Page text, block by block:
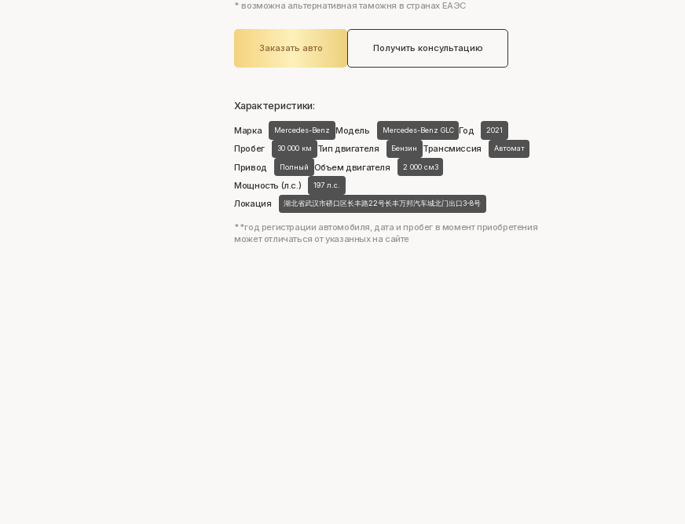
* возможна альтернативная таможня в странах ЕАЭС
Заказать авто Получить консультацию
Характеристики:
Марка Mercedes-Benz Модель Mercedes-Benz GLC Год 2021
Пробег 30 000 км Тип двигателя Бензин Трансмиссия Автомат
Привод Полный Объем двигателя 2 000 см3
Мощность (л.с.) 197 л.с.
Локация 湖北省武汉市硚口区长丰路22号长丰万邦汽车城北门出口3-8号
**год регистрации автомобиля, дата и пробег в момент приобретения
может отличаться от указанных на сайте